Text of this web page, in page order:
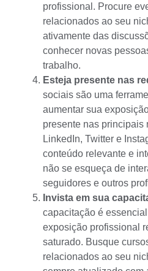
profissional. Procure
relacionados ao seu
ativamente das
conhecer novas
trabalho.
Esteja presente nas
sociais são uma
aumentar sua
presente nas principais
LinkedIn, Twitter e
conteúdo relevante e
não se esqueça de
seguidores e outros
Invista em sua
capacitação é
exposição profissional
saturado. Busque
relacionados ao seu